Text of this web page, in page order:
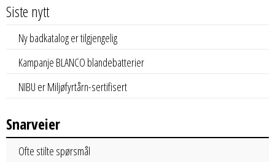
Siste nytt
Ny badkatalog er tilgjengelig
Kampanje BLANCO blandebatterier
NIBU er Miljøfyrtårn-sertifisert
Snarveier
Ofte stilte spørsmål